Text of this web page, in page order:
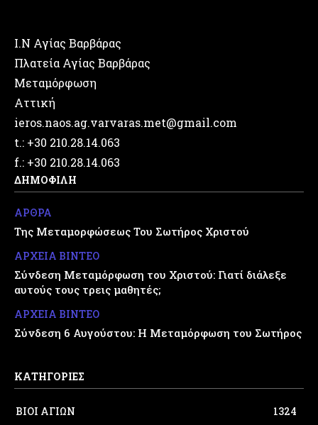
Ι.Ν Αγίας Βαρβάρας
Πλατεία Αγίας Βαρβάρας
Μεταμόρφωση
Αττική
ieros.naos.ag.varvaras.met@gmail.com
t.: +30 210.28.14.063
f.: +30 210.28.14.063
ΔΗΜΟΦΙΛΗ
ΑΡΘΡΑ
Της Μεταμορφώσεως Του Σωτήρος Χριστού
ΑΡΧΕΙΑ ΒΙΝΤΕΟ
Σύνδεση Μεταμόρφωση του Χριστού: Γιατί διάλεξε
αυτούς τους τρεις μαθητές;
ΑΡΧΕΙΑ ΒΙΝΤΕΟ
Σύνδεση 6 Αυγούστου: Η Μεταμόρφωση του Σωτήρος
ΚΑΤΗΓΟΡΙΕΣ
ΒΙΟΙ ΑΓΙΩΝ 1324